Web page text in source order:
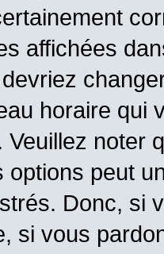
affichées
horaire qui
Veuillez noter
options peut
Donc, si
si vous